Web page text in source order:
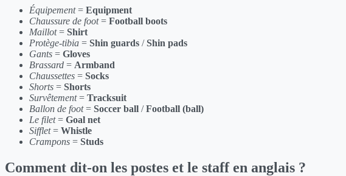
Équipement= Equipment
Chaussure de foot= Football boots
Maillot= Shirt
Protège-tibia = Shin guards /Shin pads
Gants = Gloves
Brassard = Armband
Chaussettes = Socks
Shorts = Shorts
Survêtement= Tracksuit
Ballon de foot= Soccer ball /Football (ball)
Le filet= Goal net
Sifflet= Whistle
Crampons = Studs
Comment dit-on les postes et le staff en anglais ?